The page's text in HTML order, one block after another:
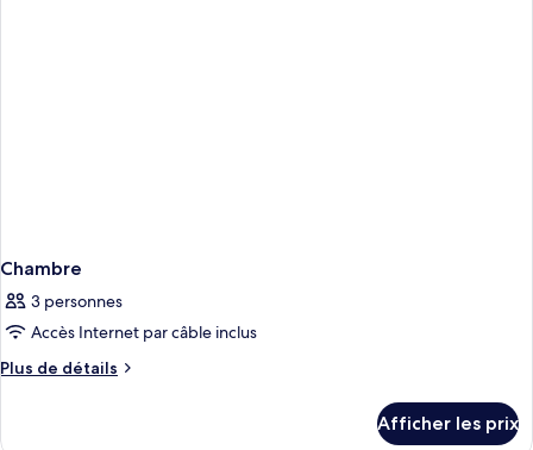
Chambre
3 personnes
Accès Internet par câble inclus
Plus de détails
Plus
Afficher les prix